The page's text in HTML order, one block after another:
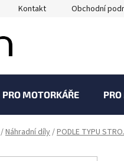
Kontakt Obchodní
PRO MOTORKÁŘE
/Náhradní díly/PODLE TYPU